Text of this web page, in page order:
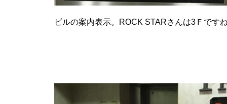
ビルの案内表示。ROCK STARさんは3Ｆです